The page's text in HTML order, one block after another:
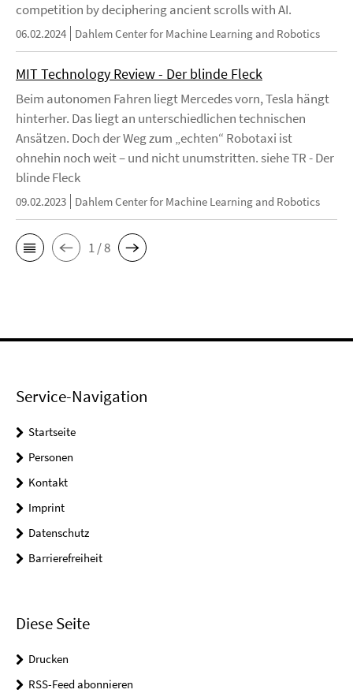
competition by deciphering ancient scrolls with AI.
06.02.2024 Dahlem Center for Machine Learning and Robotics
MIT Technology Review - Der blinde Fleck
Beim autonomen Fahren liegt Mercedes vorn, Tesla hängt
hinterher. Das liegt an unterschiedlichen technischen
Ansätzen. Doch der Weg zum „echten“ Robotaxi ist
ohnehin noch weit – und nicht unumstritten. siehe TR - Der
blinde Fleck
09.02.2023 Dahlem Center for Machine Learning and Robotics
1 / 8
Service-Navigation
Startseite
Personen
Kontakt
Imprint
Datenschutz
Barrierefreiheit
Diese Seite
Drucken
RSS-Feed abonnieren